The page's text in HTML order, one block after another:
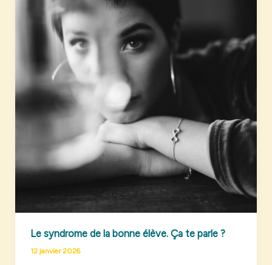
Le syndrome de la bonne élève. Ça te parle ?
12 janvier 2026